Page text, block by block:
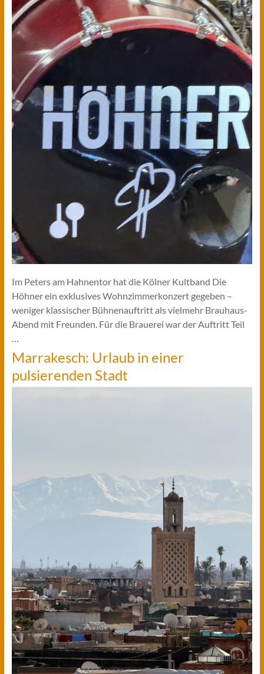
Im Peters am Hahnentor hat die Kölner Kultband Die
Höhner ein exklusives Wohnzimmerkonzert gegeben –
weniger klassischer Bühnenauftritt als vielmehr Brauhaus-
Abend mit Freunden. Für die Brauerei war der Auftritt Teil
…
Marrakesch: Urlaub in einer
pulsierenden Stadt